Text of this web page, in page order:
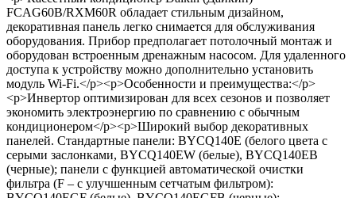
FCAG60B/RXM60R обладает стильным дизайном,
декоративная панель легко снимается для обслуживания
оборудования. Прибор предполагает потолочный монтаж и
оборудован встроенным дренажным насосом. Для удаленного
доступа к устройству можно дополнительно установить
модуль Wi-Fi.</p><p>Особенности и преимущества:</p>
<p>Инвертор оптимизирован для всех сезонов и позволяет
экономить электроэнергию по сравнению с обычным
кондиционером</p><p>Широкий выбор декоративных
панелей. Стандартные панели: BYCQ140E (белого цвета с
серыми заслонками, BYCQ140EW (белые), BYCQ140EB
(черные); панели с функцией автоматической очистки
фильтра (F – c улучшенным сетчатым фильтром):